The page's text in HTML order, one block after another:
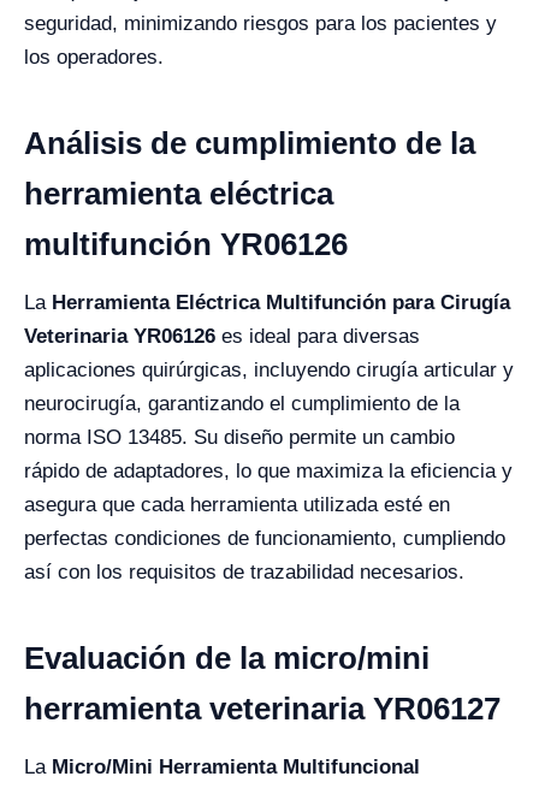
seguridad, minimizando riesgos para los pacientes y
los operadores.
Análisis de cumplimiento de la
herramienta eléctrica
multifunción YR06126
La Herramienta Eléctrica Multifunción para Cirugía
Veterinaria YR06126 es ideal para diversas
aplicaciones quirúrgicas, incluyendo cirugía articular y
neurocirugía, garantizando el cumplimiento de la
norma ISO 13485. Su diseño permite un cambio
rápido de adaptadores, lo que maximiza la eficiencia y
asegura que cada herramienta utilizada esté en
perfectas condiciones de funcionamiento, cumpliendo
así con los requisitos de trazabilidad necesarios.
Evaluación de la micro/mini
herramienta veterinaria YR06127
La Micro/Mini Herramienta Multifuncional